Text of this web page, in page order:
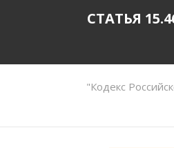
СТАТЬЯ
"Кодекс